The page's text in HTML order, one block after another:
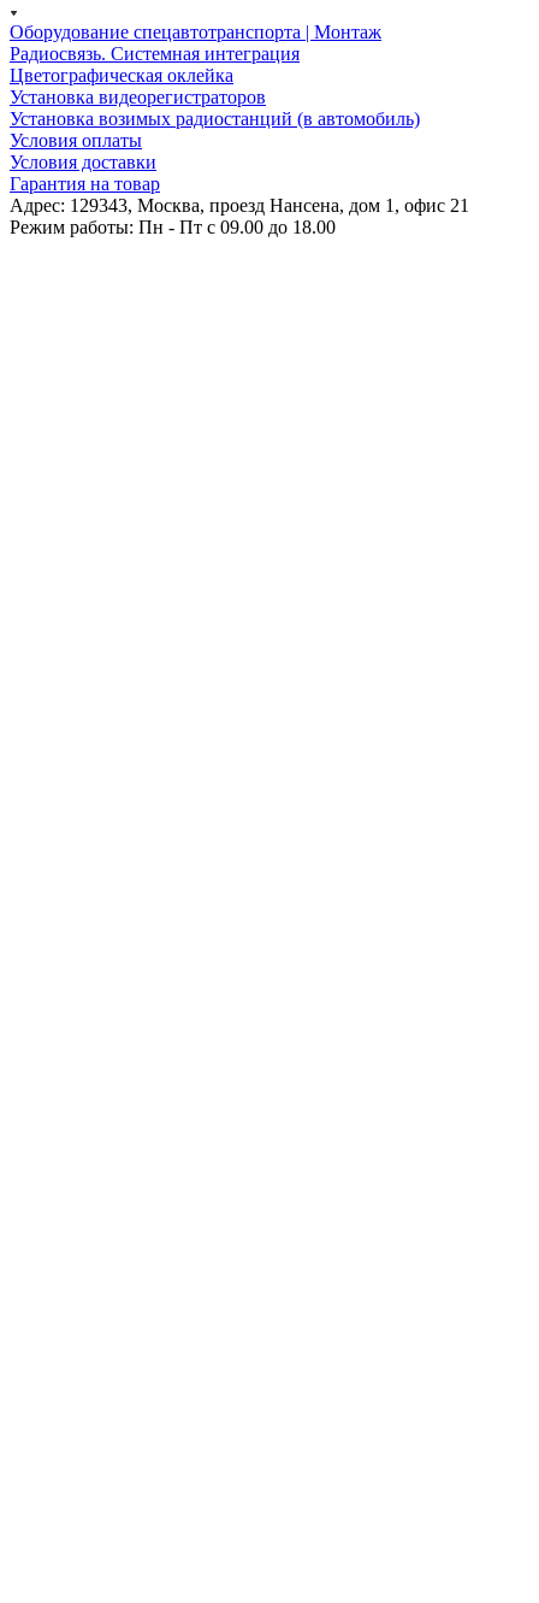
Оборудование спецавтотранспорта | Монтаж
Радиосвязь. Системная интеграция
Цветографическая оклейка
Установка видеорегистраторов
Установка возимых радиостанций (в автомобиль)
Условия оплаты
Условия доставки
Гарантия на товар
Адрес: 129343, Москва, проезд Нансена, дом 1, офис 21
Режим работы: Пн - Пт c 09.00 до 18.00